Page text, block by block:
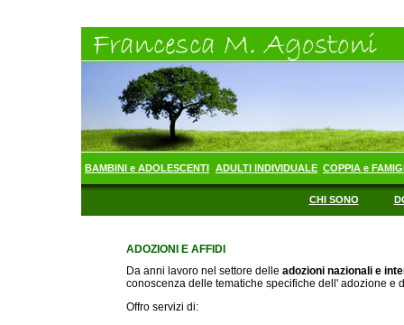
BAMBINI e ADOLESCENTI ADULTI INDIVIDUALE COPPIA e
CHI SONO
ADOZIONI E AFFIDI
Da anni lavoro nel settore delle adozioni nazionali e
conoscenza delle tematiche specifiche dell' adozione e
Offro servizi di: